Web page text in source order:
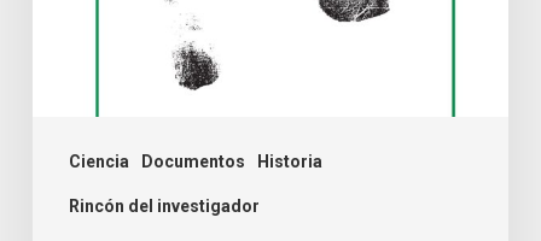
Ciencia Documentos Historia
Rincón del investigador